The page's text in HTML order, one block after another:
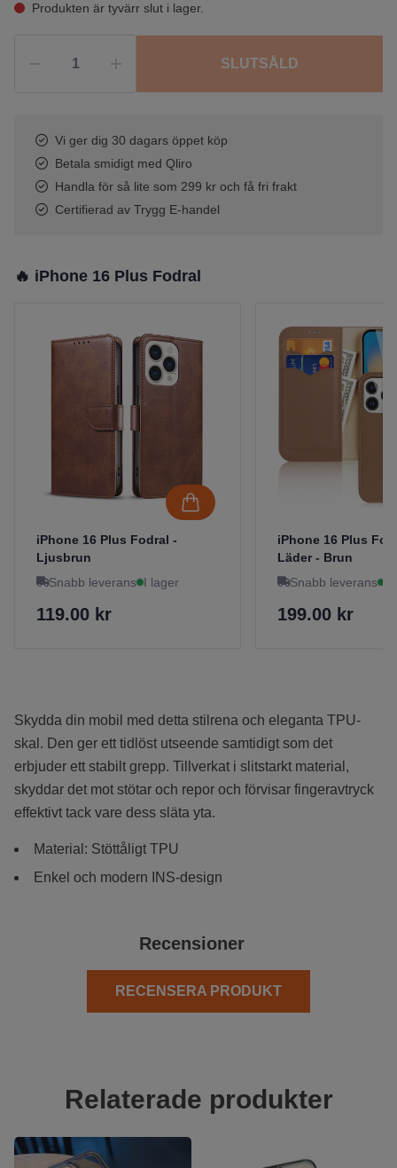
Produkten är tyvärr slut i lager.
SLUTSÅLD
Vi ger dig 30 dagars öppet köp
Betala smidigt med Qliro
Handla för så lite som 299 kr och få fri frakt
Certifierad av Trygg E-handel
🔥 iPhone 16 Plus Fodral
iPhone 16 Plus Fodral -
Ljusbrun
Snabb leverans I lager
119.00 kr
iPhone 16 Plus
Läder - Brun
Snabb leverans
199.00 kr
Skydda din mobil med detta stilrena och eleganta TPU-
skal. Den ger ett tidlöst utseende samtidigt som det
erbjuder ett stabilt grepp. Tillverkat i slitstarkt material,
skyddar det mot stötar och repor och förvisar fingeravtryck
effektivt tack vare dess släta yta.
Material: Stöttåligt TPU
Enkel och modern INS-design
Recensioner
RECENSERA PRODUKT
Relaterade produkter